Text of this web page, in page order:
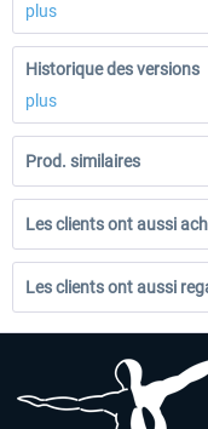
plus
Historique des versions
plus
Prod. similaires
Les clients ont aussi
Les clients ont aussi